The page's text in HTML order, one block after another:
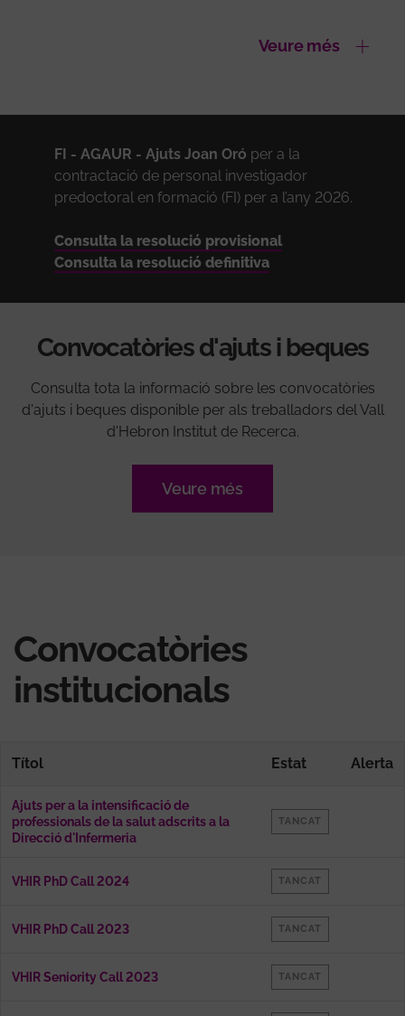
Veure més
FI - AGAUR - Ajuts Joan Oró per a la
contractació de personal investigador
predoctoral en formació (FI) per a l’any 2026.
Consulta la resolució provisional
Consulta la resolució definitiva
Convocatòries d'ajuts i beques
Consulta tota la informació sobre les convocatòries
d'ajuts i beques disponible per als treballadors del Vall
d'Hebron Institut de Recerca.
Veure més
Convocatòries
institucionals
Títol Estat Alerta
Ajuts per a la intensificació de
professionals de la salut adscrits a la
Direcció d'Infermeria
TANCAT
VHIR PhD Call 2024 TANCAT
VHIR PhD Call 2023 TANCAT
VHIR Seniority Call 2023 TANCAT